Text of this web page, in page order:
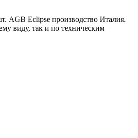
AGB Eclipse производство Италия.
виду, так и по техническим